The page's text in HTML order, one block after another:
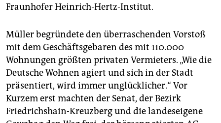
Fraunhofer Heinrich-Hertz-Institut.
Müller begründete den überraschenden Vorstoß
mit dem Geschäftsgebaren des mit 110.000
Wohnungen größten privaten Vermieters. „Wie die
Deutsche Wohnen agiert und sich in der Stadt
präsentiert, wird immer unglücklicher.“ Vor
Kurzem erst machten der Senat, der Bezirk
Friedrichshain-Kreuzberg und die landeseigene